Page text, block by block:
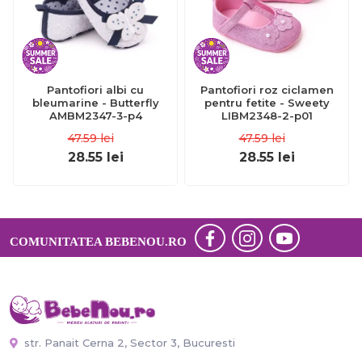
Pantofiori albi cu
bleumarine - Butterfly
AMBM2347-3-p4
47.59 lei
28.55 lei
Pantofiori roz ciclamen
pentru fetite - Sweety
LIBM2348-2-p01
47.59 lei
28.55 lei
COMUNITATEA BEBENOU.RO
str. Panait Cerna 2, Sector 3, Bucuresti